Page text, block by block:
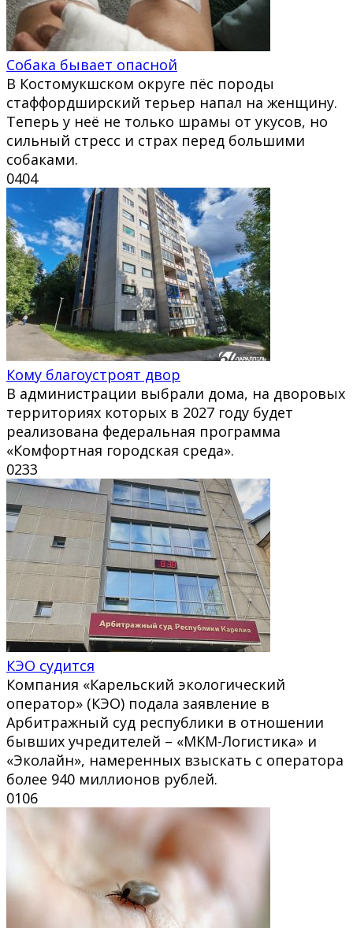
Собака бывает опасной
В Костомукшском округе пёс породы
стаффордширский терьер напал на женщину.
Теперь у неё не только шрамы от укусов, но
сильный стресс и страх перед большими
собаками.
0404
Кому благоустроят двор
В администрации выбрали дома, на дворовых
территориях которых в 2027 году будет
реализована федеральная программа
«Комфортная городская среда».
0233
КЭО судится
Компания «Карельский экологический
оператор» (КЭО) подала заявление в
Арбитражный суд республики в отношении
бывших учредителей – «МКМ-Логистика» и
«Эколайн», намеренных взыскать с оператора
более 940 миллионов рублей.
0106